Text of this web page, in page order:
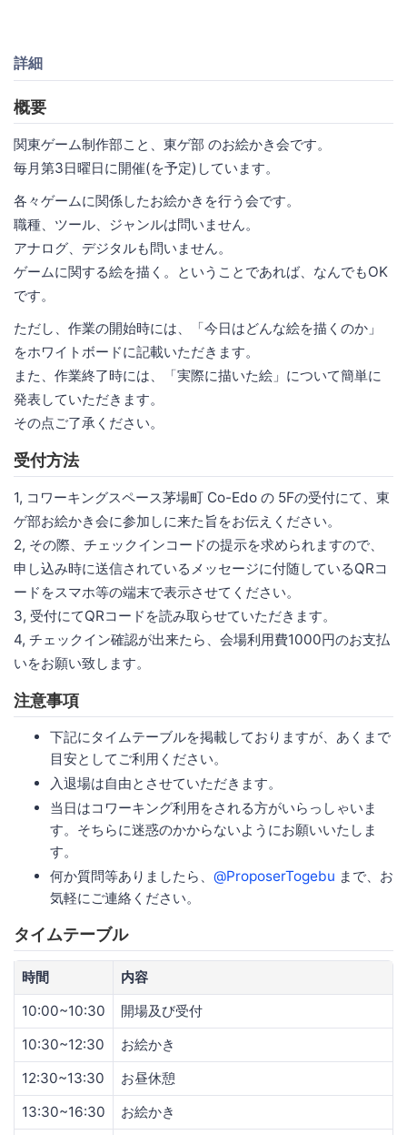
詳細
概要
関東ゲーム制作部こと、東ゲ部 のお絵かき会です。
毎月第3日曜日に開催(を予定)しています。
各々ゲームに関係したお絵かきを行う会です。
職種、ツール、ジャンルは問いません。
アナログ、デジタルも問いません。
ゲームに関する絵を描く。ということであれば、なんでもOK
です。
ただし、作業の開始時には、「今日はどんな絵を描くのか」
をホワイトボードに記載いただきます。
また、作業終了時には、「実際に描いた絵」について簡単に
発表していただきます。
その点ご了承ください。
受付方法
1, コワーキングスペース茅場町 Co-Edo の 5Fの受付にて、東
ゲ部お絵かき会に参加しに来た旨をお伝えください。
2, その際、チェックインコードの提示を求められますので、
申し込み時に送信されているメッセージに付随しているQRコ
ードをスマホ等の端末で表示させてください。
3, 受付にてQRコードを読み取らせていただきます。
4, チェックイン確認が出来たら、会場利用費1000円のお支払
いをお願い致します。
注意事項
下記にタイムテーブルを掲載しておりますが、あくまで
目安としてご利用ください。
入退場は自由とさせていただきます。
当日はコワーキング利用をされる方がいらっしゃいま
す。そちらに迷惑のかからないようにお願いいたしま
す。
何か質問等ありましたら、 @ProposerTogebu まで、お
気軽にご連絡ください。
タイムテーブル
時間
内容
10:00~10:30
開場及び受付
10:30~12:30
お絵かき
12:30~13:30
お昼休憩
13:30~16:30
お絵かき